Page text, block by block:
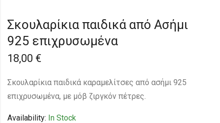
Σκουλαρίκια παιδικά από Ασήμι
925 επιχρυσωμένα
18,00 €
Σκουλαρίκια παιδικά καραμελίτσες από ασήμι 925
επιχρυσωμένα, με μόβ ζιργκόν πέτρες.
Availability: In Stock